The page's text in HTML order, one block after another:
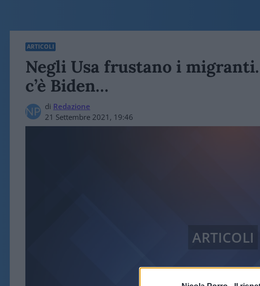
ARTICOLI
Negli Usa frustano i
c’è Biden…
di Redazione
21 Settembre 2021, 19:46
ARTICOLI